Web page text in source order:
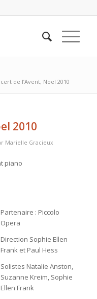
de l’Avent, Noel 2010
2010
Marielle Gracieux
piano
Partenaire : Piccolo
Opera
Direction Sophie Ellen
Frank et Paul Hess
Solistes Natalie Anston,
Suzanne Kreim, Sophie
Ellen Frank